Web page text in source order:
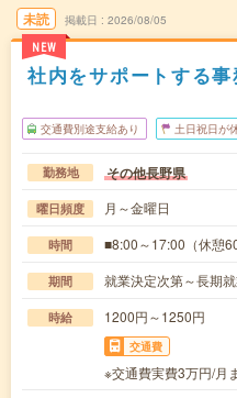
未読
NEW
掲載日 2026/08/05
社内をサポートする
交通費別途支給あり 土日祝日が
勤務地 その他長野県
曜日頻度 月～金曜日
時間 ■8:00～17:00（休憩
期間 就業決定次第～長期
時給 1200円～1250円
交通費
※交通費実費3万円/月